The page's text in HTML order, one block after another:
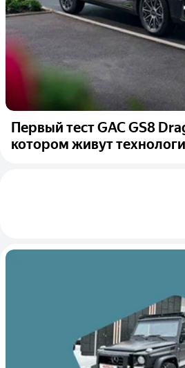
Первый тест GAC GS8
котором живут